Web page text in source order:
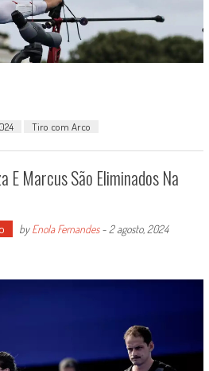
Tiro com Arco
E Marcus São Eliminados Na
byEnola Fernandes- 2 agosto, 2024